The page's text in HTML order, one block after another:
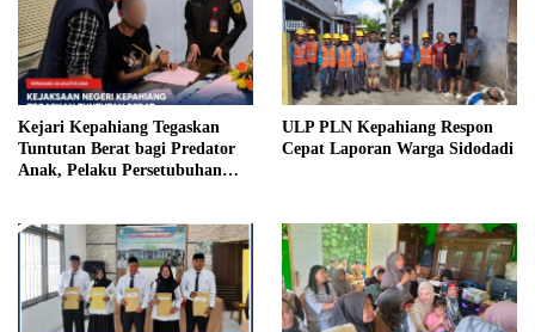
Kejari Kepahiang Tegaskan
Tuntutan Berat bagi Predator
Anak, Pelaku Persetubuhan
Penjara
ULP PLN Kepahiang Respon
Cepat Laporan Warga Sidodadi